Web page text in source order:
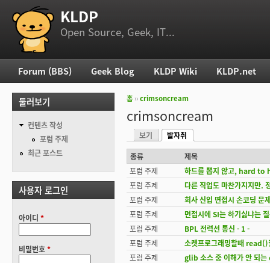
부 메뉴 KLDP
Open Source, Geek, IT...
현재 위치
홈 ››crimsoncream
crimsoncream
기본탭
보기
발자취
(활성탭)
종류
제목
포럼 주제
하드를 뽑지 않고, hard to
포럼 주제
다른 직업도 마찬가지지만.
포럼 주제
회사 신입 면접시 손코딩 문
포럼 주제
면접시에 SI는 하기싫냐는
포럼 주제
BPL 전력선 통신 - 1 -
포럼 주제
소켓프로그래밍할때 read()
포럼 주제
glib 소스 중 이해가 안 되는
주 메뉴
Forum (BBS) Geek Blog KLDP Wiki KLDP.net
둘러보기
컨텐츠 작성
포럼 주제
최근 포스트
사용자 로그인
아이디 *
비밀번호*